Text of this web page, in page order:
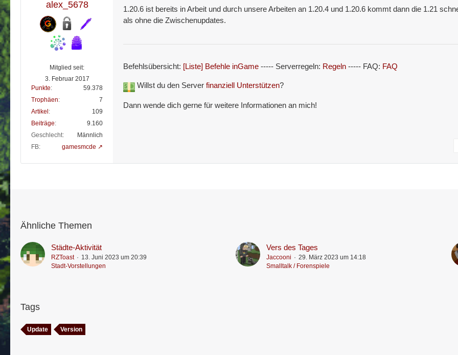
alex_5678
Mitglied seit:
3. Februar 2017
Punkte
59.378
Trophäen
7
Artikel
109
Beiträge
9.160
Geschlecht
Männlich
FB
gamesmcde
1.20.6 ist bereits in Arbeit und durch unsere Arbeiten an 1.20.4 und 1.20.6 kommt dann die 1.21
als ohne die Zwischenupdates.
Befehlsübersicht: [Liste] Befehle inGame ----- Serverregeln: Regeln ----- FAQ: FAQ
Willst du den Server finanziell Unterstützen?
Dann wende dich gerne für weitere Informationen an mich!
Ähnliche Themen
Städte-Aktivität
RZToast
13. Juni 2023 um 20:39
Stadt-Vorstellungen
Vers des Tages
Jaccooni
29. März 2023 um 14:18
Smalltalk / Forenspiele
Tags
Update Version